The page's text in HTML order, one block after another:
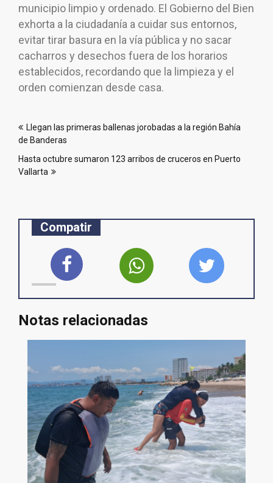
municipio limpio y ordenado. El Gobierno del Bien
exhorta a la ciudadanía a cuidar sus entornos,
evitar tirar basura en la vía pública y no sacar
cacharros y desechos fuera de los horarios
establecidos, recordando que la limpieza y el
orden comienzan desde casa.
de
entradas
Llegan las primeras ballenas jorobadas a la región Bahía
de Banderas
Hasta octubre sumaron 123 arribos de cruceros en Puerto
Vallarta
Compatir
Notas relacionadas